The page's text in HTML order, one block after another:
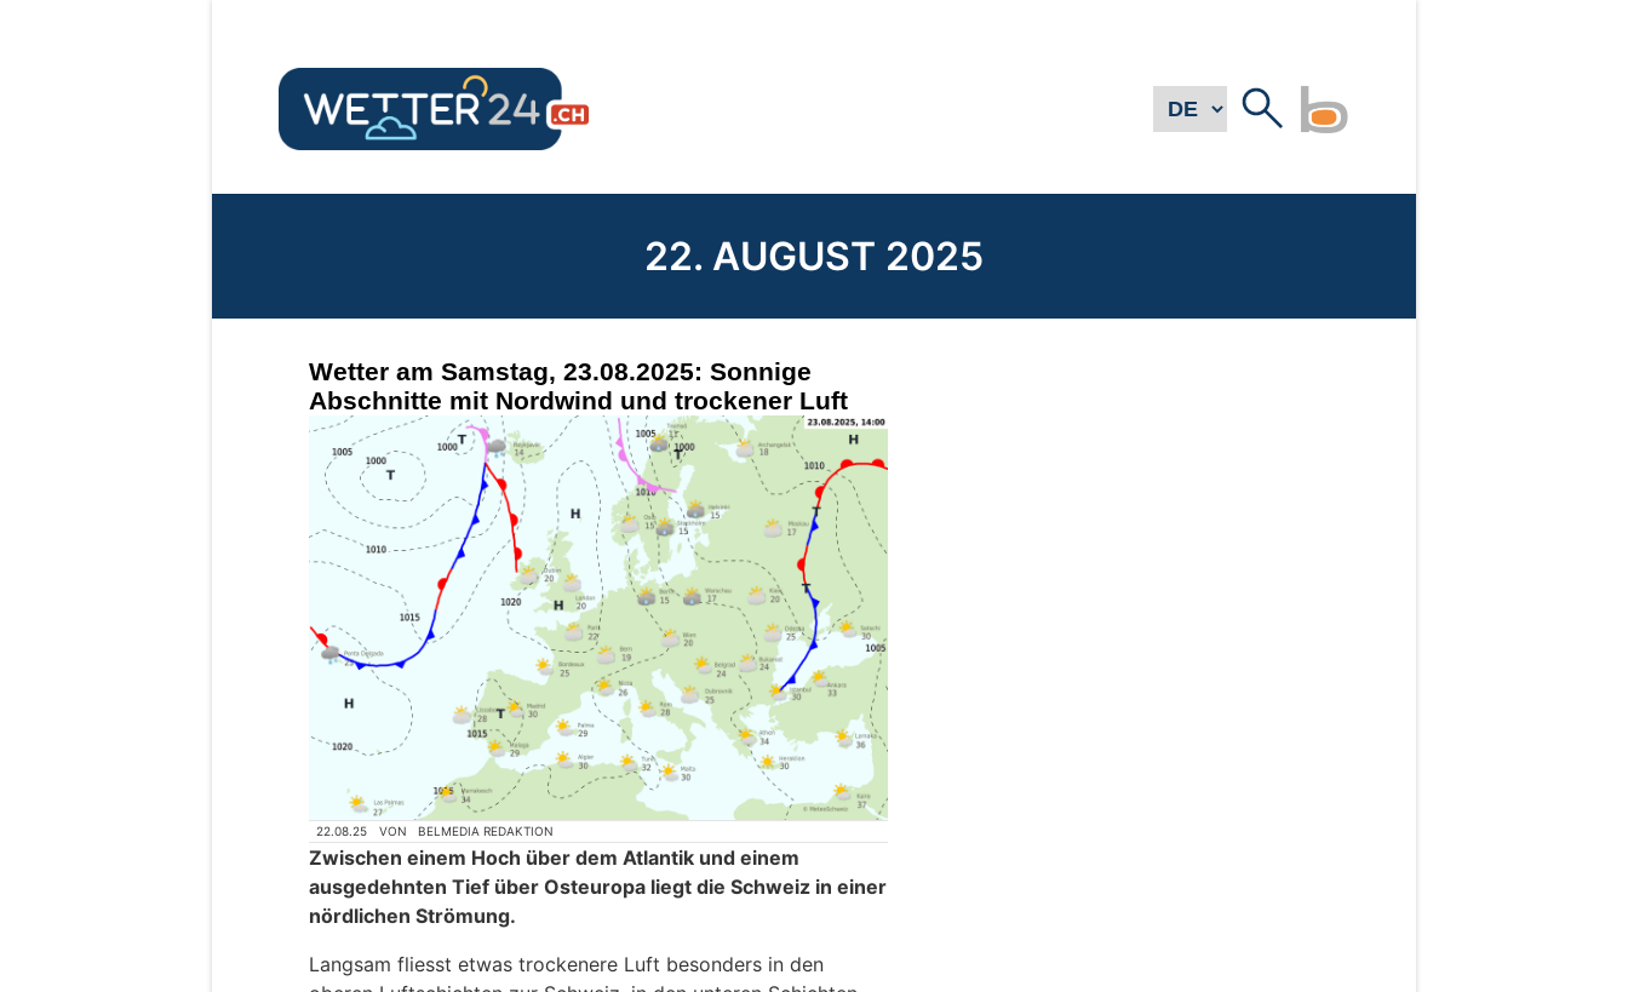
22. AUGUST 2025
Wetter am Samstag, 23.08.2025: Sonnige
Abschnitte mit Nordwind und trockener Luft
22.08.25 VON BELMEDIA REDAKTION
Zwischen einem Hoch über dem Atlantik und einem
ausgedehnten Tief über Osteuropa liegt die Schweiz in einer
nördlichen Strömung.
Langsam fliesst etwas trockenere Luft besonders in den